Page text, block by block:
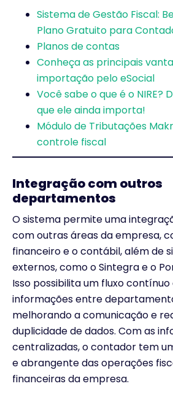
Sistema de Gestão Fiscal:
Plano Gratuito para
Planos de contas
Conheça as principais
importação pelo eSocial
Você sabe o que é o NIRE?
que ele ainda importa!
Módulo de Tributações
controle fiscal
Integração com outros
departamentos
O sistema permite uma
com outras áreas da empresa,
financeiro e o contábil, além de
externos, como o Sintegra e o
Isso possibilita um fluxo contínuo
informações entre
melhorando a comunicação e
duplicidade de dados. Com as
centralizadas, o contador tem
e abrangente das operações
financeiras da empresa.